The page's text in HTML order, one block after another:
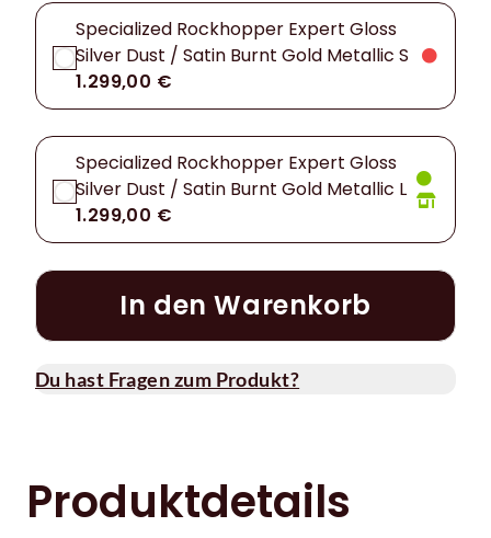
Specialized Rockhopper Expert Gloss
Silver Dust / Satin Burnt Gold Metallic S
1.299,00 €
Specialized Rockhopper Expert Gloss
Silver Dust / Satin Burnt Gold Metallic L
1.299,00 €
In den Warenkorb
Du hast Fragen zum Produkt?
Produktdetails